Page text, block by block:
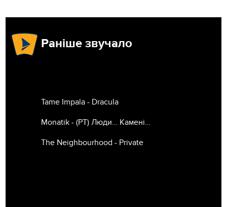
Раніше звучало
Tame Impala - Dracula
Monatik - (РТ) Люди… Камені…
The Neighbourhood - Private